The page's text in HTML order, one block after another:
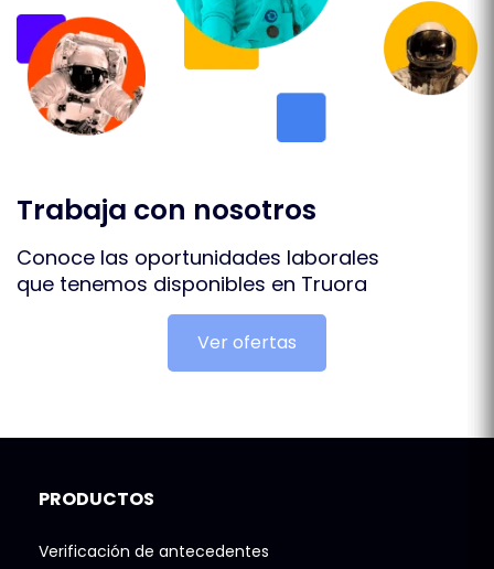
Trabaja con nosotros
Conoce las oportunidades laborales
que tenemos disponibles en Truora
Ver ofertas
PRODUCTOS
Verificación de antecedentes